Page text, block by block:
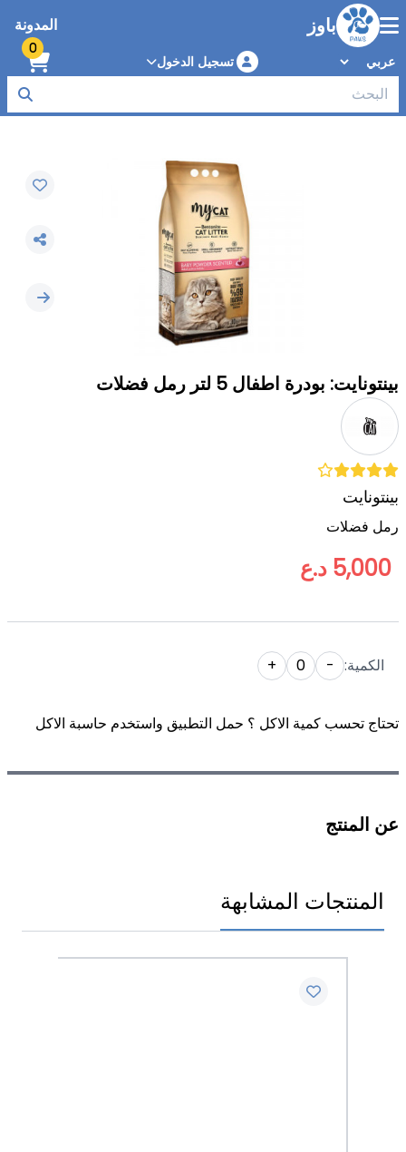
باوز المدونة
تسجيل الدخول
0
بينتونايت: بودرة اطفال 5 لتر رمل فضلات
بينتونايت
رمل فضلات
5,000 د.ع
الكمية: -
0
+
تحتاج تحسب كمية الاكل ؟ حمل التطبيق واستخدم حاسبة الاكل
عن المنتج
المنتجات المشابهة